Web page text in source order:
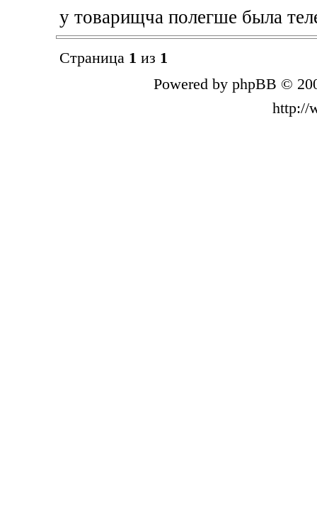
у товарищча полегше была
Страница 1 из 1
Powered by phpBB ©
http://